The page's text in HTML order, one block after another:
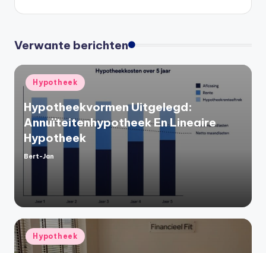
Verwante berichten
Geplaatst
in
Hypotheek
Hypotheekvormen Uitgelegd:
Annuïteitenhypotheek En Lineaire
Hypotheek
Geplaatst
Bert-Jan
Geplaatst
in
Hypotheek